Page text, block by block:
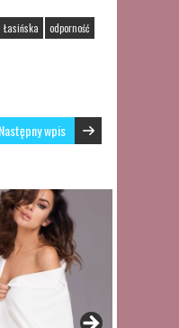
odporność
Następny wpis